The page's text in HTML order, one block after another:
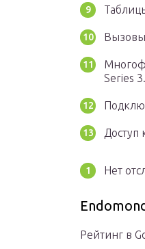
Series 3.
Доступ
Нет
Рейтинг в